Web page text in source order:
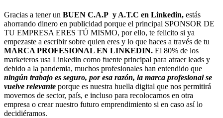
Gracias a tener un BUEN C.A.P y A.T.C en Linkedin, estás
ahorrando dinero en publicidad porque el principal SPONSOR DE
TU EMPRESA ERES TÚ MISMO, por ello, te felicito si ya
empezaste a escribir sobre quien eres y lo que haces a través de tu
MARCA PROFESIONAL EN LINKEDIN. El 80% de los
marketeros usa Linkedin como fuente principal para atraer leads y
debido a la pandemia, muchos profesionales han entendido que
ningún trabajo es seguro, por esa razón, la marca profesional se
vuelve relevante porque es nuestra huella digital que nos permitirá
movernos de sector, país, e incluso para recolocarnos en otra
empresa o crear nuestro futuro emprendimiento si en caso así lo
decidiéramos.